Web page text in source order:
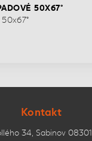
50X67°
Kontakt
34, Sabinov 08301